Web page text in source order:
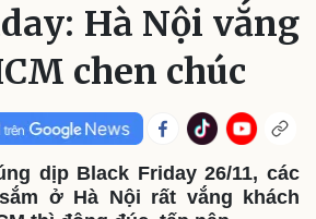
Giáo dục
Dấu ấn VOV
Việc làm
Biển đảo
Hà Nội vắng
chen chúc
dịp Black Friday 26/11, các
ở Hà Nội rất vắng khách